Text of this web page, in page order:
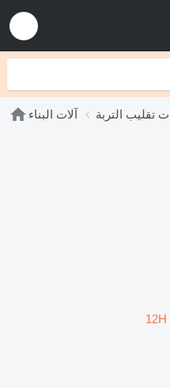
آلات البناء تقليب التربة
12H